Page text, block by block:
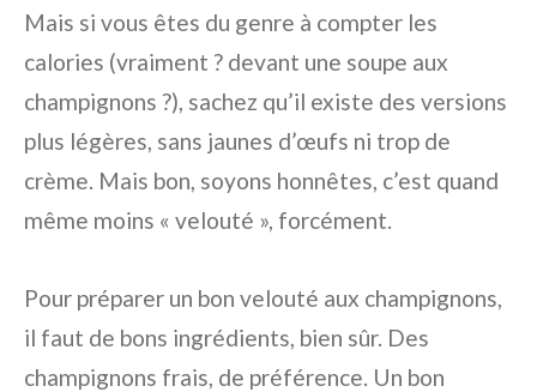
Mais si vous êtes du genre à compter les
calories (vraiment ? devant une soupe aux
champignons ?), sachez qu’il existe des versions
plus légères, sans jaunes d’œufs ni trop de
crème. Mais bon, soyons honnêtes, c’est quand
même moins « velouté », forcément.
Pour préparer un bon velouté aux champignons,
il faut de bons ingrédients, bien sûr. Des
champignons frais, de préférence. Un bon